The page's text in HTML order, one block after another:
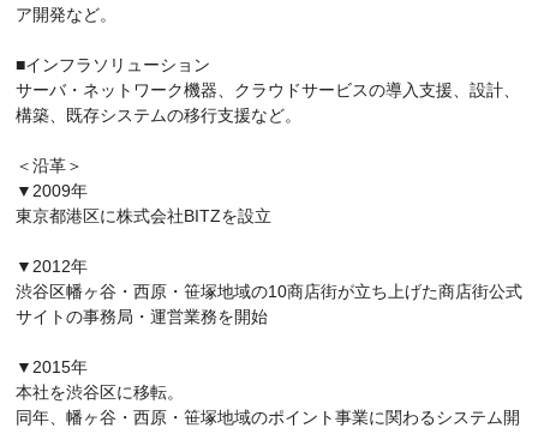
ア開発など。
■インフラソリューション
サーバ・ネットワーク機器、クラウドサービスの導入支援、設計、
構築、既存システムの移行支援など。
＜沿革＞
▼2009年
東京都港区に株式会社BITZを設立
▼2012年
渋谷区幡ヶ谷・西原・笹塚地域の10商店街が立ち上げた商店街公式
サイトの事務局・運営業務を開始
▼2015年
本社を渋谷区に移転。
同年、幡ヶ谷・西原・笹塚地域のポイント事業に関わるシステム開